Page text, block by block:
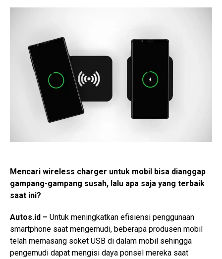
Mencari wireless charger untuk mobil bisa dianggap
gampang-gampang susah, lalu apa saja yang terbaik
saat ini?
Autos.id – Untuk meningkatkan efisiensi penggunaan
smartphone saat mengemudi, beberapa produsen mobil
telah memasang soket USB di dalam mobil sehingga
pengemudi dapat mengisi daya ponsel mereka saat